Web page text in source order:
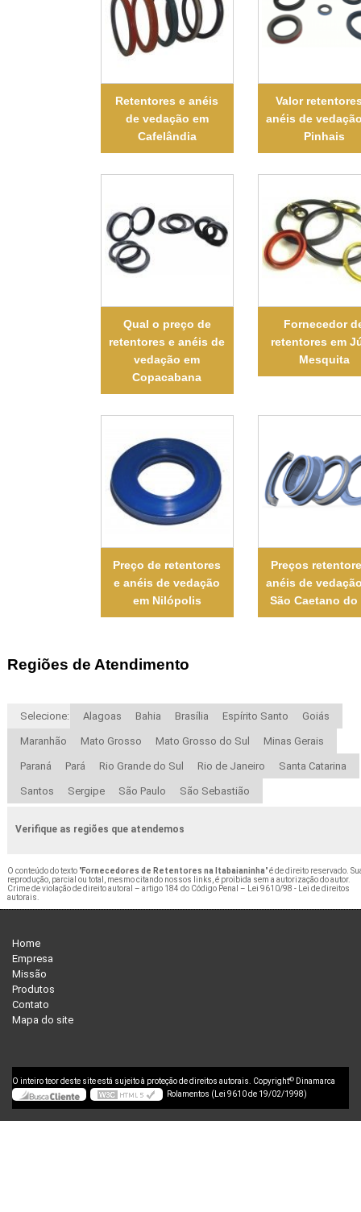
Retentores e anéis
de vedação em
Cafelândia
Valor
anéis de
Pinhais
Qual o preço de
retentores e anéis de
vedação em
Copacabana
Fornecedor
retentores em
Mesquita
Preço de retentores
e anéis de vedação
em Nilópolis
Preços
anéis de
São Caetano do
Regiões de Atendimento
Selecione: Alagoas Bahia Brasília Espírito Santo Goiás
Maranhão Mato Grosso Mato Grosso do Sul Minas Gerais
Paraná Pará Rio Grande do Sul Rio de Janeiro Santa Catarina
Santos Sergipe São Paulo São Sebastião
Verifique as regiões que atendemos
O conteúdo do texto "Fornecedores de Retentores na Itabaianinha" é de direito reservado.
reprodução, parcial ou total, mesmo citando nossos links, é proibida sem a autorização do autor.
Crime de violação de direito autoral – artigo 184 do Código Penal – Lei 9610/98 - Lei de direitos
autorais.
Home
Empresa
Missão
Produtos
Contato
Mapa do site
O inteiro teor deste site está sujeito à proteção de direitos autorais. Copyright© Dinamarca
Rolamentos (Lei 9610 de 19/02/1998)